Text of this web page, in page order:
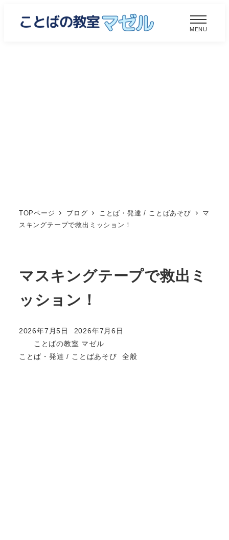
MENU
TOPページ ブログ ことば・発達 / ことばあそび
マ
スキングテープで救出ミッション！
マスキングテープで救出ミ
ッション！
投稿日
2026年7月5日
更新日
2026年7月6日
者
ことばの教室 マゼル
カテゴリー
ことば・発達 / ことばあそび カテゴリー
全般